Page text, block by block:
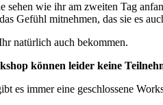
sehen wie ihr am zweiten Tag
Gefühl mitnehmen, das sie es
natürlich auch bekommen.
können leider keine
es immer eine geschlossene